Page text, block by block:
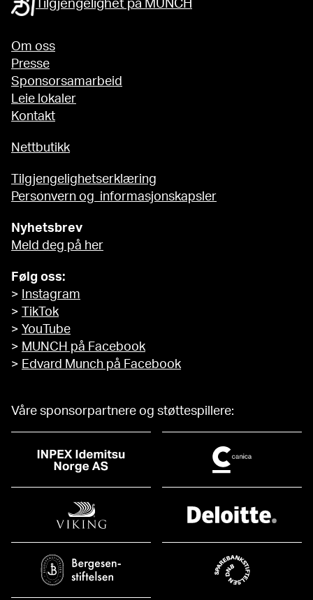
Tilgjengelighet på MUNCH
Om oss
Presse
Sponsorsamarbeid
Leie lokaler
Kontakt
Nettbutikk
Tilgjengelighetserklæring
Personvern og informasjonskapsler
Nyhetsbrev
Meld deg på her
Følg oss:
>
Instagram
>
TikTok
> YouTube
> MUNCH på Facebook
> Edvard Munch på Facebook
Våre sponsorpartnere og støttespillere: